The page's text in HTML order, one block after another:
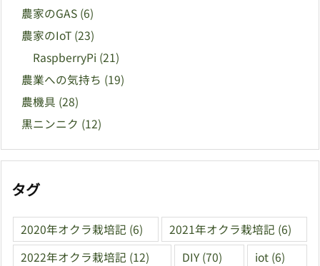
農家のGAS (6)
農家のIoT (23)
RaspberryPi (21)
農業への気持ち (19)
農機具 (28)
黒ニンニク (12)
タグ
2020年オクラ栽培記 (6) 2021年オクラ栽培記 (6)
2022年オクラ栽培記 (12) DIY (70) iot (6)